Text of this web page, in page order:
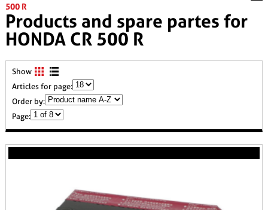
500 R
Products and spare partes for
HONDA CR 500 R
Show
Articles for page:
Order by:
Page: